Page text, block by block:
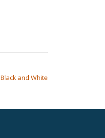
Black and White